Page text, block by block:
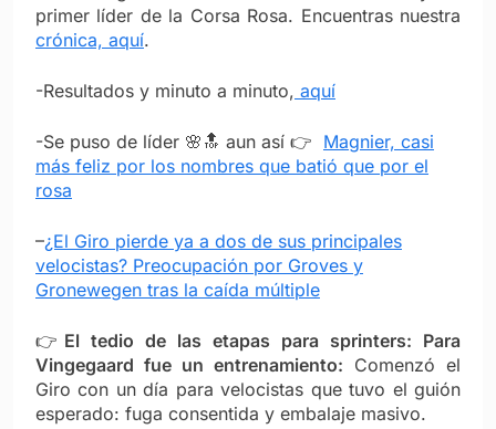
primer líder de la Corsa Rosa. Encuentras nuestra
crónica, aquí.
-Resultados y minuto a minuto, aquí
-Se puso de líder 🌸🔝 aun así 👉 Magnier, casi
más feliz por los nombres que batió que por el
rosa
–¿El Giro pierde ya a dos de sus principales
velocistas? Preocupación por Groves y
Gronewegen tras la caída múltiple
👉 El tedio de las etapas para sprinters: Para
Vingegaard fue un entrenamiento: Comenzó el
Giro con un día para velocistas que tuvo el guión
esperado: fuga consentida y embalaje masivo.